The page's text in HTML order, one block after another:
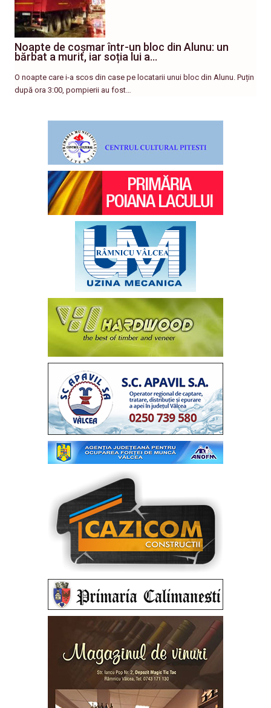
Noapte de coșmar într-un bloc din Alunu: un
bărbat a murit, iar soția lui a…
O noapte care i-a scos din case pe locatarii unui bloc din Alunu. Puțin
după ora 3:00, pompierii au fost…